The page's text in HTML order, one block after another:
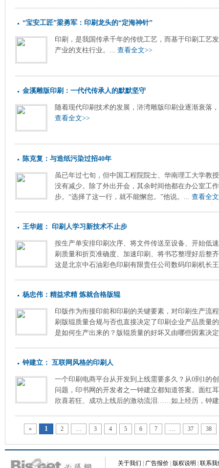
“宝安工匠”梁勇军：印刷龙头的“定海神针”
印刷，是我国传承千年的传统工艺，而基于印刷工艺
产业的支柱行业。... 查看全文>>
金溪雕版印刷：一代代传承人的默默坚守
随着现代印刷技术的发展，浒湾雕版印刷业逐渐衰落
查看全文>>
陈克复：与造纸污染过招40年
虽已年过七旬，但中国工程院院士、华南理工大学教
没有减少。除了外出开会，其余时间他都在办公室工
步。“选择了这一行，就不能懈怠。”他说。... 查看全
王华超： 印刷人学习新技术不止步
按生产单安排印刷次序、将文件传送至设备、开始低
刷质量和折页准确度、加速印刷、将书芯整理好后
这是北京中石油彩色印刷有限责任公司数码印刷机长
杨忠伟：精益求精 炼就合格版辊
印版作为衔接印前和印刷的关键要素，对印刷生产流
刷版辊质量合规与否也直接决定了印刷企业产品质量
是如何生产出来的？版辊质量的好坏又由哪些因素决
钟建立： 互联网风格的印刷人
一个印刷电商平台从开发到上线需要多久？从0到1的
问题，印书网的开发者之一钟建立都知道答案。面红
欣喜若狂、成功上线后的激动流泪……如上经历，钟
« 1 2 … 3 4 5 6 7 … 37 38
关于我们 广告报价 版权说明 联系我